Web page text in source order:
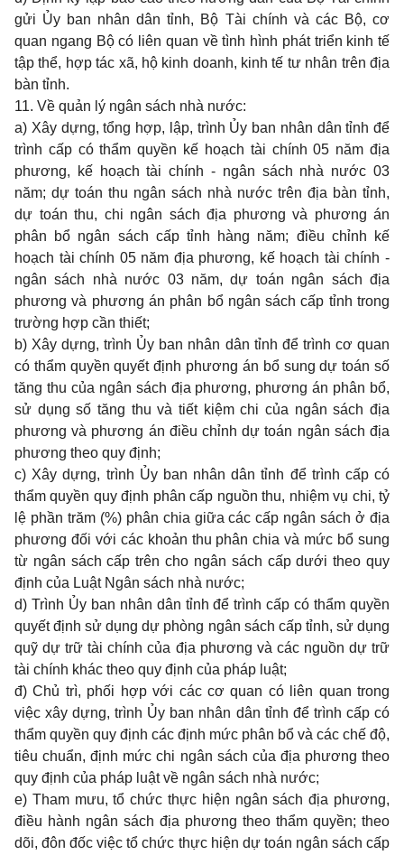
gửi Ủy ban nhân dân tỉnh, Bộ Tài chính và các Bộ, cơ
quan ngang Bộ có liên quan về tình hình phát triển kinh tế
tập thể, hợp tác xã, hộ kinh doanh, kinh tế tư nhân trên địa
bàn tỉnh.
11. Về quản lý ngân sách nhà nước:
a) Xây dựng, tổng hợp, lập, trình Ủy ban nhân dân tỉnh để
trình cấp có thẩm quyền kế hoạch tài chính 05 năm địa
phương, kế hoạch tài chính - ngân sách nhà nước 03
năm; dự toán thu ngân sách nhà nước trên địa bàn tỉnh,
dự toán thu, chi ngân sách địa phương và phương án
phân bổ ngân sách cấp tỉnh hàng năm; điều chỉnh kế
hoạch tài chính 05 năm địa phương, kế hoạch tài chính -
ngân sách nhà nước 03 năm, dự toán ngân sách địa
phương và phương án phân bổ ngân sách cấp tỉnh trong
trường hợp cần thiết;
b) Xây dựng, trình Ủy ban nhân dân tỉnh để trình cơ quan
có thẩm quyền quyết định phương án bổ sung dự toán số
tăng thu của ngân sách địa phương, phương án phân bổ,
sử dụng số tăng thu và tiết kiệm chi của ngân sách địa
phương và phương án điều chỉnh dự toán ngân sách địa
phương theo quy định;
c) Xây dựng, trình Ủy ban nhân dân tỉnh để trình cấp có
thẩm quyền quy định phân cấp nguồn thu, nhiệm vụ chi, tỷ
lệ phần trăm (%) phân chia giữa các cấp ngân sách ở địa
phương đối với các khoản thu phân chia và mức bổ sung
từ ngân sách cấp trên cho ngân sách cấp dưới theo quy
định của Luật Ngân sách nhà nước;
d) Trình Ủy ban nhân dân tỉnh để trình cấp có thẩm quyền
quyết định sử dụng dự phòng ngân sách cấp tỉnh, sử dụng
quỹ dự trữ tài chính của địa phương và các nguồn dự trữ
tài chính khác theo quy định của pháp luật;
đ) Chủ trì, phối hợp với các cơ quan có liên quan trong
việc xây dựng, trình Ủy ban nhân dân tỉnh để trình cấp có
thẩm quyền quy định các định mức phân bổ và các chế độ,
tiêu chuẩn, định mức chi ngân sách của địa phương theo
quy định của pháp luật về ngân sách nhà nước;
e) Tham mưu, tổ chức thực hiện ngân sách địa phương,
điều hành ngân sách địa phương theo thẩm quyền; theo
dõi, đôn đốc việc tổ chức thực hiện dự toán ngân sách cấp